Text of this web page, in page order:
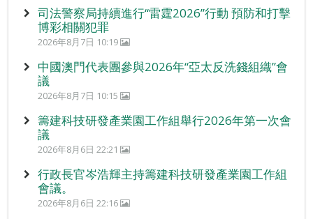
司法警察局持續進行“雷霆2026”行動 預防和打擊
博彩相關犯罪
2026年8月7日 10:19
中國澳門代表團參與2026年“亞太反洗錢組織”會
議
2026年8月7日 10:15
籌建科技研發產業園工作組舉行2026年第一次會
議
2026年8月6日 22:21
行政長官岑浩輝主持籌建科技研發產業園工作組
會議。
2026年8月6日 22:16